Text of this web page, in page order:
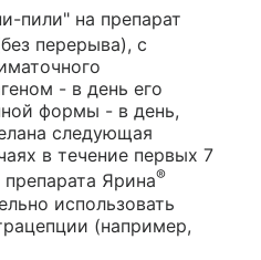
пили" на препарат
перерыва), с
- в день его
формы - в день,
следующая
в течение первых 7
Ярина®
использовать
(например,